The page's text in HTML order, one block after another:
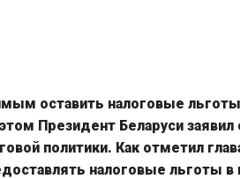
оставить налоговые
Президент Беларуси заявил
политики. Как отметил
налоговые льготы